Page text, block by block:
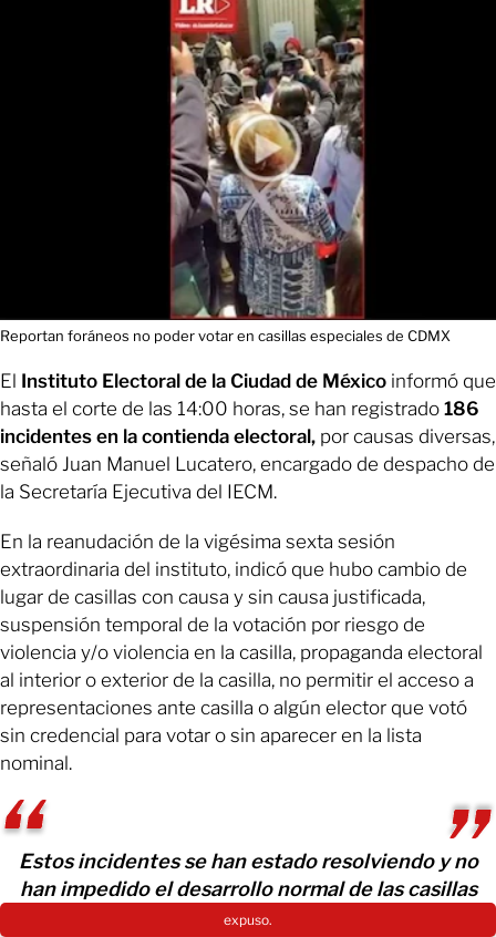
Reportan foráneos no poder votar en casillas especiales de CDMX
El Instituto Electoral de la Ciudad de México informó que
hasta el corte de las 14:00 horas, se han registrado 186
incidentes en la contienda electoral, por causas diversas,
señaló Juan Manuel Lucatero, encargado de despacho de
la Secretaría Ejecutiva del IECM.
En la reanudación de la vigésima sexta sesión
extraordinaria del instituto, indicó que hubo cambio de
lugar de casillas con causa y sin causa justificada,
suspensión temporal de la votación por riesgo de
violencia y/o violencia en la casilla, propaganda electoral
al interior o exterior de la casilla, no permitir el acceso a
representaciones ante casilla o algún elector que votó
sin credencial para votar o sin aparecer en la lista
nominal.
Estos incidentes se han estado resolviendo y no
han impedido el desarrollo normal de las casillas
expuso.